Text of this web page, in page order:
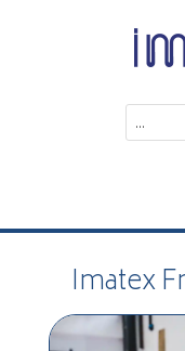
Imatex